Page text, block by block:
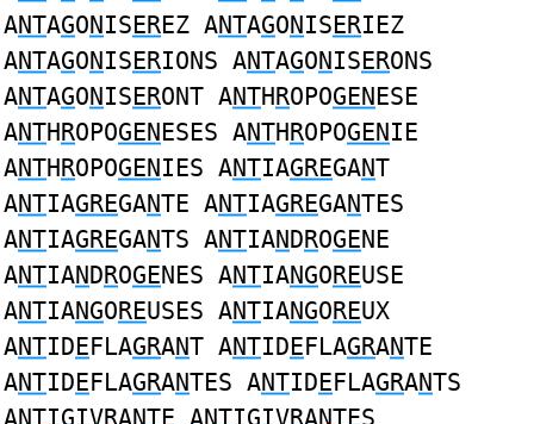
ANTAGONISEREZ ANTAGONISERIEZ
ANTAGONISERIONS ANTAGONISERONS
ANTAGONISERONT ANTHROPOGENESE
ANTHROPOGENESES ANTHROPOGENIE
ANTHROPOGENIES ANTIAGREGANT
ANTIAGREGANTE ANTIAGREGANTES
ANTIAGREGANTS ANTIANDROGENE
ANTIANDROGENES ANTIANGOREUSE
ANTIANGOREUSES ANTIANGOREUX
ANTIDEFLAGRANT ANTIDEFLAGRANTE
ANTIDEFLAGRANTES ANTIDEFLAGRANTS
ANTIGIVRANTE ANTIGIVRANTES